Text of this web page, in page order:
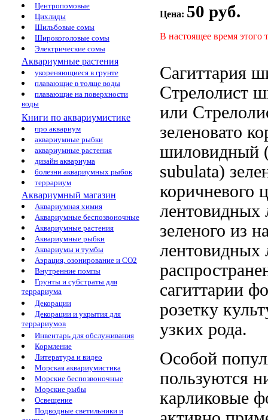
Центропомовые
Цихлиды
Шильбовые сомы
Широкоголовые сомы
Электрические сомы
Аквариумные растения
укореняющиеся в грунте
плавающие в толще воды
плавающие на поверхности
воды
Книги по аквариумистике
про аквариум
аквариумные рыбки
аквариумные растения
дизайн аквариума
болезни аквариумных рыбок
террариум
Аквариумный магазин
Аквариумная химия
Аквариумные беспозвоночные
Аквариумные растения
Аквариумные рыбки
Аквариумы и тумбы
Аэрация, озонирование и CO2
Внутренние помпы
Грунты и субстраты для
террариума
Декорации
Декорации и укрытия для
террариумов
Инвентарь для обслуживания
Кормление
Литература и видео
Морская аквариумистика
Морские беспозвоночные
Морские рыбы
Освещение
Подводные светильники и
Цена: 50 руб.
В настоящее время этого
Сагиттария
Стрелолист
или
зеленовато
шиловидный
subulata)
коричневого
лентовидных
зеленого из
лентовидных
сагиттарии
розетку
узких рода.
Особой
пользуются
карликовые